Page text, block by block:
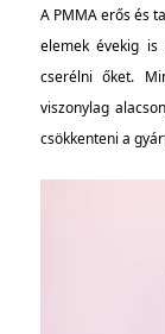
A PMMA erős és
elemek évekig
cserélni őket.
viszonylag
csökkenteni a